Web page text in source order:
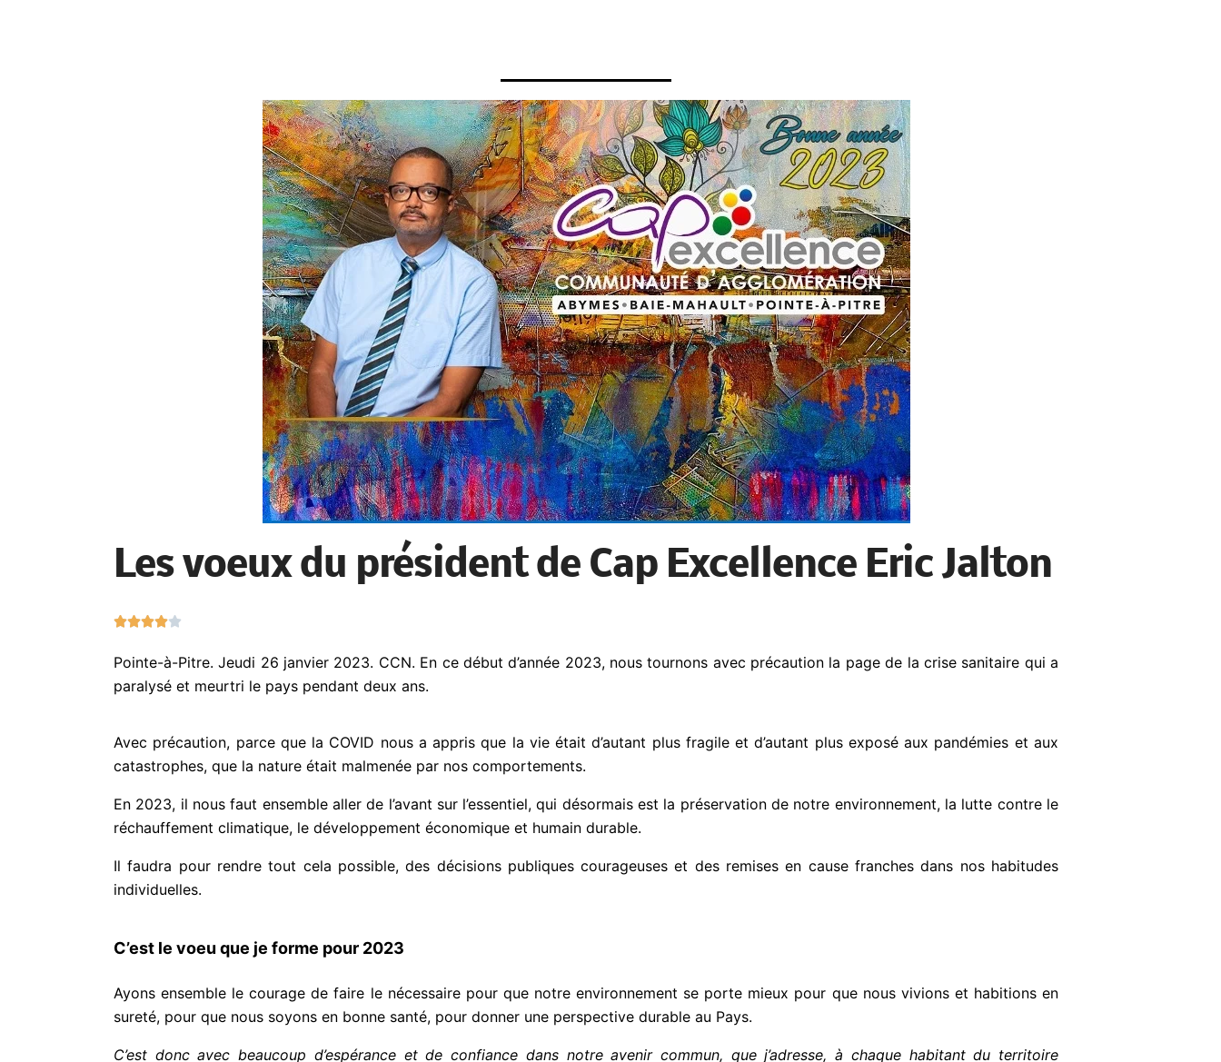
Les voeux du président de Cap Excellence Eric Jalton

t
é
u
r
Pointe-à-Pitre. Jeudi 26 janvier 2023. CCN. En ce début d’année 2023, nous tournons avec précaution la page de la crise sanitaire qui a
paralysé et meurtri le pays pendant deux ans.
Avec précaution, parce que la COVID nous a appris que la vie était d’autant plus fragile et d’autant plus exposé aux pandémies et aux
catastrophes, que la nature était malmenée par nos comportements.
En 2023, il nous faut ensemble aller de l’avant sur l’essentiel, qui désormais est la préservation de notre environnement, la lutte contre le
réchauffement climatique, le développement économique et humain durable.
Il faudra pour rendre tout cela possible, des décisions publiques courageuses et des remises en cause franches dans nos habitudes
individuelles.
C’est le voeu que je forme pour 2023
Ayons ensemble le courage de faire le nécessaire pour que notre environnement se porte mieux pour que nous vivions et habitions en
sureté, pour que nous soyons en bonne santé, pour donner une perspective durable au Pays.
C’est donc avec beaucoup d’espérance et de confiance dans notre avenir commun, que j’adresse, à chaque habitant du territoire